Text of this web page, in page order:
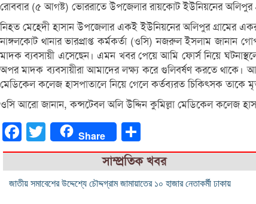
রোববার (৫ আগষ্ট) ভোররাতে উপজেলার রায়কোট ইউনিয়নের অলিপুর
নিহত মেহেদী হাসান উপজেলার একই ইউনিয়নের অলিপুর গ্রামের
নাঙ্গলকোট থানার ভারপ্রাপ্ত কর্মকর্তা (ওসি) নজরুল ইসলাম জানান
মাদক ব্যবসায়ী এসেছেন। এমন খবর পেয়ে আমি ফোর্স নিয়ে
অপর মাদক ব্যবসায়ীরা আমাদের লক্ষ্য করে গুলিবর্ষণ করতে থাকে।
মেডিকেল কলেজ হাসপাতালে নিয়ে গেলে কর্তব্যরত চিকিৎসক তাকে
ওসি আরো জানান, কন্সটেবল অলি উদ্দিন কুমিল্লা মেডিকেল কলেজ
FacebookTwitter Share
সাম্প্রতিক খবর
জাতীয় সমাবেশের উদ্দেশ্যে চৌদ্দগ্রাম জামায়াতের ১০ হাজার নেতাকর্মী ঢাকায়